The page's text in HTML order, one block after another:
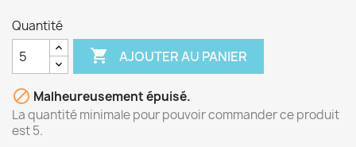
Quantité
 AJOUTER AU PANIER
 Malheureusement épuisé.
La quantité minimale pour pouvoir commander ce produit
est 5.